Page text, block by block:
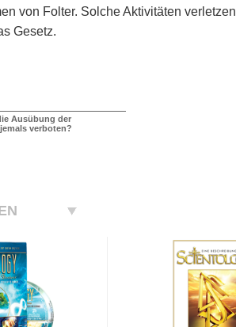
von Folter. Solche Aktivitäten
Gesetz.
Ausübung der
verboten?